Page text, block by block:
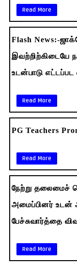
Read More
Flash News:-
இவற்றிற்கிடையே
உடன்பாடு
Read More
PG Teachers
Read More
நேற்று தலைமைச்
அமைப்பினர் உடன்
பேச்சுவார்த்தை
Read More